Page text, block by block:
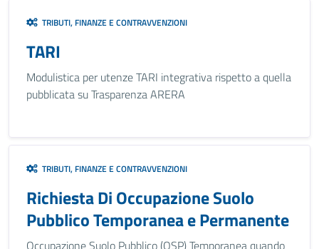
TRIBUTI, FINANZE E CONTRAVVENZIONI
TARI
Modulistica per utenze TARI integrativa rispetto a quella
pubblicata su Trasparenza ARERA
TRIBUTI, FINANZE E CONTRAVVENZIONI
Richiesta Di Occupazione Suolo
Pubblico Temporanea e Permanente
Occupazione Suolo Pubblico (OSP) Temporanea quando